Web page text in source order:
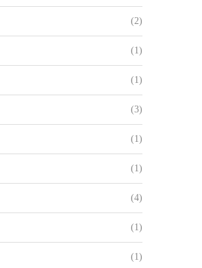
(2)
(1)
(1)
(3)
(1)
(1)
(4)
(1)
(1)